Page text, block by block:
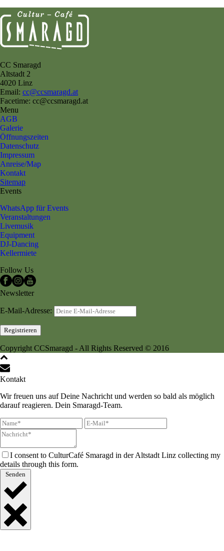
CC Smaragd
Altstadt 2
4020 Linz
Email: cc@ccsmaragd.at
Facetime: cc@ccsmaragd.at
Menu
AGB
Galerie
Öffnungszeiten
Datenschutz
Impressum
Anreise/Map
Kontakt
Sitemap
Events
WhatsApp für Events
Veranstaltungen
Livemusik
Equipment
DJ-Dancing
Kellermiete
Follow Us
Newsletter
E-Mail-Adresse:
Copyright CCSmaragd - All Rights Reserved © 2016
Kontakt
Wir freuen uns auf Deine Nachricht und werden so bald als möglich
darauf reagieren. Dein Smaragd-Team.
I consent to CulturCafé Smaragd in der Altstadt Linz collecting my
details through this form.
Senden